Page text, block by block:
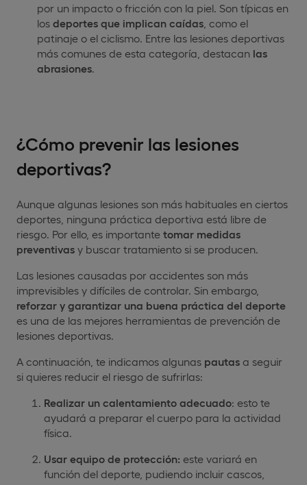
por un impacto o fricción con la piel. Son típicas en
los deportes que implican caídas , como el
patinaje o el ciclismo. Entre las lesiones deportivas
más comunes de esta categoría, destacan las
abrasiones
¿Cómo prevenir las lesiones
deportivas?
Aunque algunas lesiones son más habituales en ciertos
deportes, ninguna práctica deportiva está libre de
riesgo. Por ello, es importante tomar medidas
preventivas y buscar tratamiento si se producen.
Las lesiones causadas por accidentes son más
imprevisibles y difíciles de controlar. Sin embargo,
reforzar y garantizar una buena práctica del deporte
es una de las mejores herramientas de prevención de
lesiones deportivas.
A continuación, te indicamos algunas pautas a seguir
si quieres reducir el riesgo de sufrirlas:
Realizar un calentamiento adecuado: esto te
ayudará a preparar el cuerpo para la actividad
física.
Usar equipo de protección: este variará en
función del deporte, pudiendo incluir cascos,